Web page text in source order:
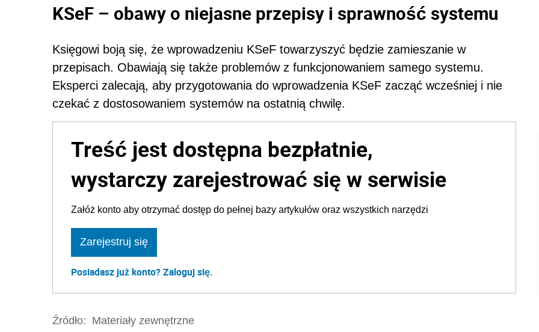
KSeF – obawy o niejasne przepisy i sprawność systemu
Księgowi boją się, że wprowadzeniu KSeF towarzyszyć będzie zamieszanie w
przepisach. Obawiają się także problemów z funkcjonowaniem samego systemu.
Eksperci zalecają, aby przygotowania do wprowadzenia KSeF zacząć wcześniej i nie
czekać z dostosowaniem systemów na ostatnią chwilę.
Treść jest dostępna bezpłatnie,
wystarczy zarejestrować się w serwisie
Załóż konto aby otrzymać dostęp do pełnej bazy artykułów oraz wszystkich narzędzi
Zarejestruj się
Posiadasz już konto? Zaloguj się.
Źródło: Materiały zewnętrzne